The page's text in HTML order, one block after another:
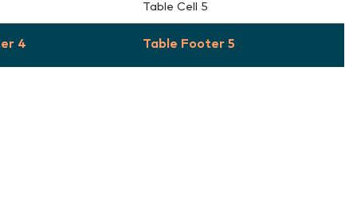
Table Cell 5
4 Table Footer 5